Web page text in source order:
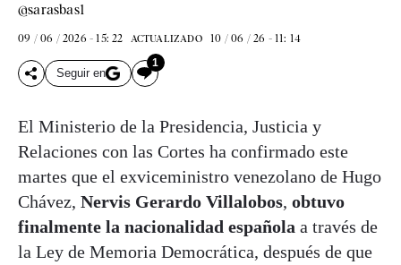
@sarasbas1
09 / 06 / 2026 - 15: 22 ACTUALIZADO 10 / 06 / 26 - 11: 14
Seguir en
1
El Ministerio de la Presidencia, Justicia y
Relaciones con las Cortes ha confirmado este
martes que el exviceministro venezolano de Hugo
Chávez, Nervis Gerardo Villalobos, obtuvo
finalmente la nacionalidad española a través de
la Ley de Memoria Democrática, después de que